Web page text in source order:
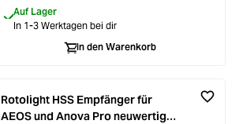
Auf Lager
In 1-3 Werktagen bei dir
In den Warenkorb
Rotolight HSS Empfänger für
AEOS und Anova Pro neuwertiger